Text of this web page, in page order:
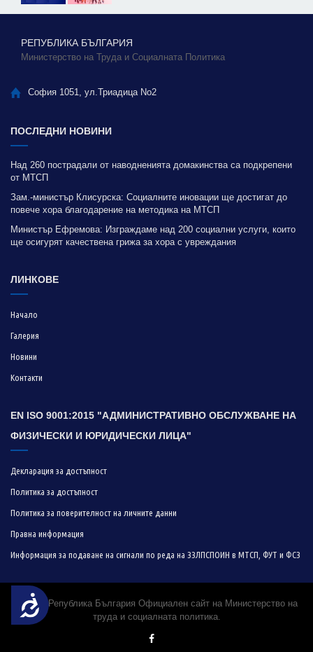
Достъпност
РЕПУБЛИКА БЪЛГАРИЯ
Министерство на Труда и Социалната Политика
София 1051, ул.Триадица No2
ПОСЛЕДНИ НОВИНИ
Над 260 пострадали от наводненията домакинства са подкрепени
от МТСП
Зам.-министър Клисурска: Социалните иновации ще достигат до
повече хора благодарение на методика на МТСП
Министър Ефремова: Изграждаме над 200 социални услуги, които
ще осигурят качествена грижа за хора с увреждания
ЛИНКОВЕ
Начало
Галерия
Новини
Контакти
EN ISO 9001:2015 "АДМИНИСТРАТИВНО ОБСЛУЖВАНЕ НА
ФИЗИЧЕСКИ И ЮРИДИЧЕСКИ ЛИЦА"
Декларация за достъпност
Политика за достъпност
Политика за поверителност на личните данни
Правна информация
Информация за подаване на сигнали по реда на ЗЗЛПСПОИН в МТСП, ФУТ и ФСЗ
© 2019 Република България Официален сайт на Министерство на
труда и социалната политика.